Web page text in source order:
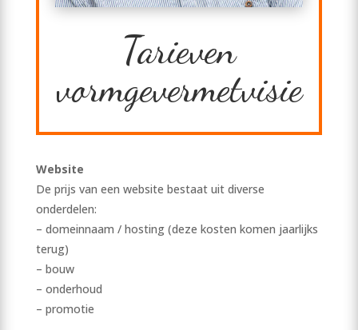
Tarieven
vormgevermetvisie
Website
De prijs van een website bestaat uit diverse
onderdelen:
– domeinnaam / hosting (deze kosten komen jaarlijks
terug)
– bouw
– onderhoud
– promotie